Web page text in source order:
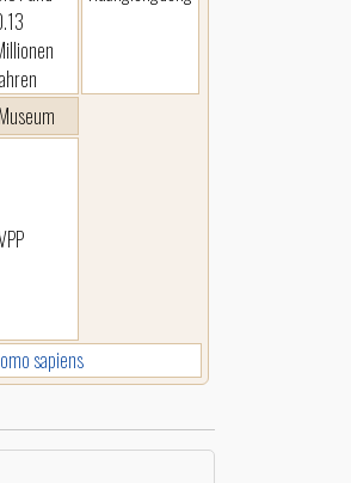
Museum
sapiens